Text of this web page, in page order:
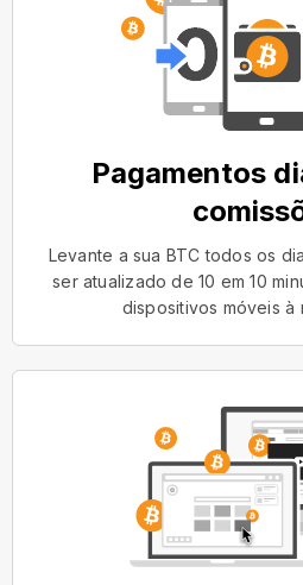
Pagamentos
Levante a sua BTC todos os
ser atualizado de 10 em 10
dispositivos móveis à